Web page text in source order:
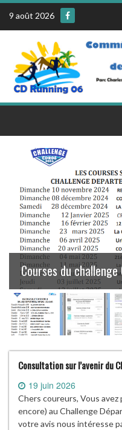
Skip
content
9 août 2026
Le calendrier de la
Consultation sur l’avenir du
19 juin 2026
Chers coureurs, Vous avez
encore) au Challenge
votre avis nous intéresse